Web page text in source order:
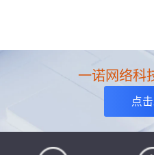
一诺网络科
点